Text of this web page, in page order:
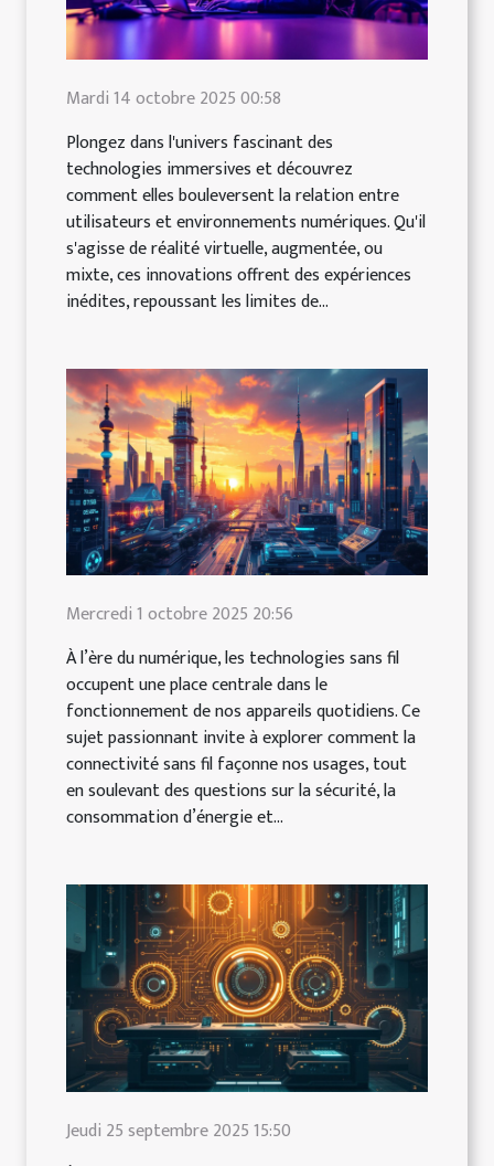
Mardi 14 octobre 2025 00:58
Plongez dans l'univers fascinant des
technologies immersives et découvrez
comment elles bouleversent la relation entre
utilisateurs et environnements numériques. Qu'il
s'agisse de réalité virtuelle, augmentée, ou
mixte, ces innovations offrent des expériences
inédites, repoussant les limites de...
Mercredi 1 octobre 2025 20:56
À l’ère du numérique, les technologies sans fil
occupent une place centrale dans le
fonctionnement de nos appareils quotidiens. Ce
sujet passionnant invite à explorer comment la
connectivité sans fil façonne nos usages, tout
en soulevant des questions sur la sécurité, la
consommation d’énergie et...
Jeudi 25 septembre 2025 15:50